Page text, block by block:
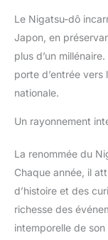
Le Nigatsu-dô
Japon, en
plus d’un
porte d’entrée
nationale.
Un rayonnement
La renommée du
Chaque année, il
d’histoire et des
richesse des
intemporelle de